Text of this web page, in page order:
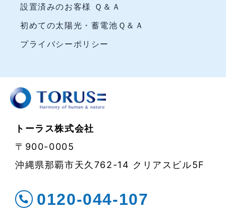
設置済みのお客様 Ｑ＆Ａ
初めての太陽光・蓄電池Ｑ＆Ａ
プライバシーポリシー
トーラス株式会社
〒900-0005
沖縄県那覇市天久762-14 クリアスビル5F
0120-044-107